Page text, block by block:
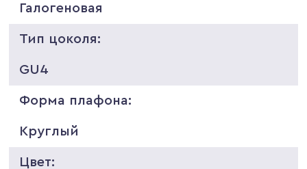
Галогеновая
Тип цоколя:
GU4
Форма плафона:
Круглый
Цвет: